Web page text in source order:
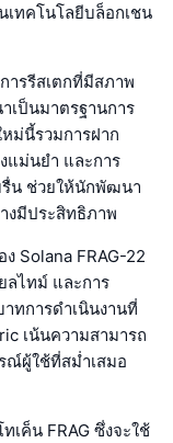
เทคโนโลยีบล็อกเชน
ารรีสเตกที่มีสภาพ
เป็นมาตรฐานการ
ม่นี้รวมการฝาก
แม่นยำ และการ
น ช่วยให้นักพัฒนา
งมีประสิทธิภาพ
Solana FRAG-22
ลไทม์ และการ
ทการดำเนินงานที่
เน้นความสามารถ
ณ์ผู้ใช้ที่สม่ำเสมอ
เค็น FRAG ซึ่งจะใช้